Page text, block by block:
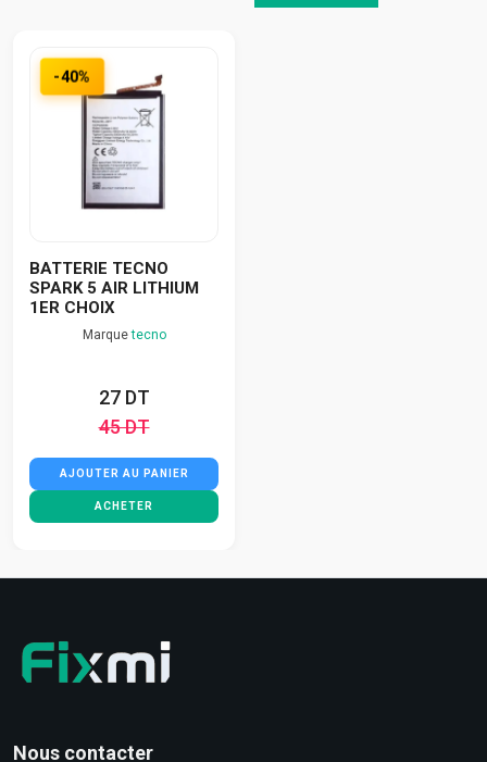
-40%
BATTERIE TECNO
SPARK 5 AIR LITHIUM
1ER CHOIX
Marquetecno
27 DT
45 DT
AJOUTER AU PANIER
ACHETER
Nous contacter